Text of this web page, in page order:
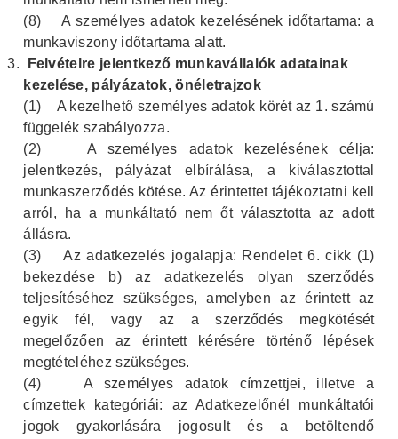
(8)
A személyes adatok kezelésének időtartama: a
munkaviszony időtartama alatt.
Felvételre jelentkező munkavállalók adatainak
kezelése, pályázatok, önéletrajzok
(1)
A kezelhető személyes adatok körét az 1. számú
függelék szabályozza.
(2)
A személyes adatok kezelésének célja:
jelentkezés, pályázat elbírálása, a kiválasztottal
munkaszerződés kötése. Az érintettet tájékoztatni kell
arról, ha a munkáltató nem őt választotta az adott
állásra.
(3)
Az adatkezelés jogalapja: Rendelet 6. cikk (1)
bekezdése b) az adatkezelés olyan szerződés
teljesítéséhez szükséges, amelyben az érintett az
egyik fél, vagy az a szerződés megkötését
megelőzően az érintett kérésére történő lépések
megtételéhez szükséges.
(4)
A személyes adatok címzettjei, illetve a
címzettek kategóriái: az Adatkezelőnél munkáltatói
jogok gyakorlására jogosult és a betöltendő